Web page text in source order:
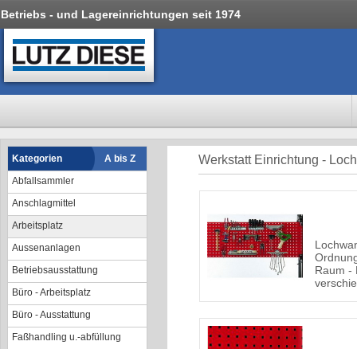
Betriebs - und Lagereinrichtungen seit 1974
Kategorien
A bis Z
Abfallsammler
Anschlagmittel
Arbeitsplatz
Aussenanlagen
Betriebsausstattung
Büro - Arbeitsplatz
Büro - Ausstattung
Faßhandling u.-abfüllung
Werkstatt Einrichtung -
Raum -